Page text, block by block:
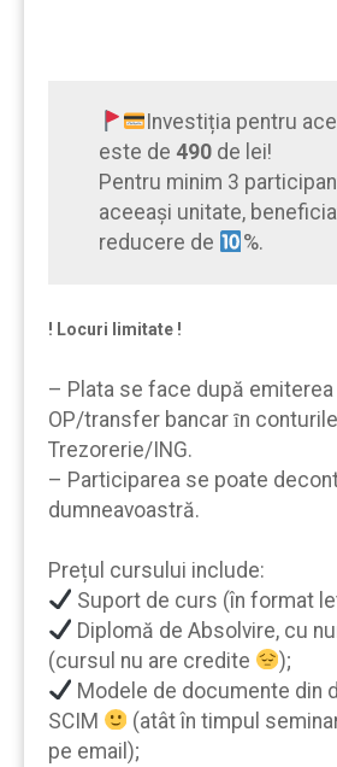
Investiția pentru
este de 490de lei!
Pentru minim 3
aceeaşi unitate,
reducere de
%.
! Locuri limitate !
– Plata se face după
OP/transfer bancar ȋn
Trezorerie/ING.
– Participarea se poate
dumneavoastră.
Prețul cursului include:
Suport de curs (în format
Diplomă de Absolvire, cu
(cursul nu are credite
);
Modele de documente din
SCIM
(atât în timpul
pe email);